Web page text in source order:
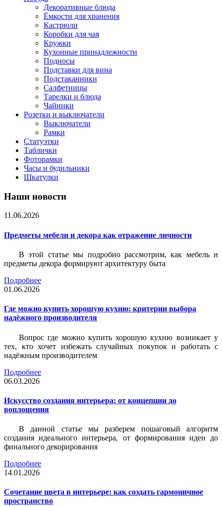
Декоративные блюда
Ёмкости для хранения
Кастрюли
Коробки для чая
Кружки
Кухонные принадлежности
Подносы
Подставки для вина
Подстаканники
Салфетницы
Тарелки и блюда
Чайники
Розетки и выключатели
Выключатели
Рамки
Статуэтки
Таблички
Фоторамки
Часы и будильники
Шкатулки
Наши новости
11.06.2026
Предметы мебели и декора как отражение личности
В этой статье мы подробно рассмотрим, как мебель и
предметы декора формируют архитектуру быта
Подробнее
01.06.2026
Где можно купить хорошую кухню: критерии выбора
надёжного производителя
Вопрос где можно купить хорошую кухню возникает у
тех, кто хочет избежать случайных покупок и работать с
надёжным производителем
Подробнее
06.03.2026
Искусство создания интерьера: от концепции до
воплощения
В данной статье мы разберем пошаговый алгоритм
создания идеального интерьера, от формирования идеи до
финального декорирования
Подробнее
14.01.2026
Сочетание цвета в интерьере: как создать гармоничное
пространство